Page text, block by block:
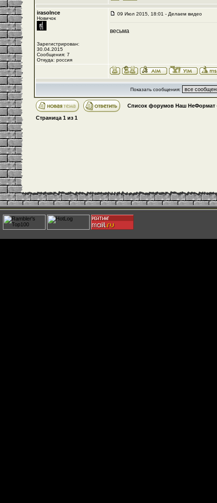
irasolnce
Новичок
Зарегистрирован:
30.04.2015
Сообщения: 7
Откуда: россия
09 Июл 2015, 18:01 - Делаем видео
весьма
Показать сообщения:
Список форумов Наш НеФормат
Страница 1 из 1